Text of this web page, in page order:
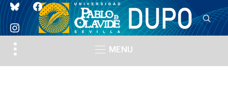
blueskyfacebook
instagram
Toggle
sidebar
MENU